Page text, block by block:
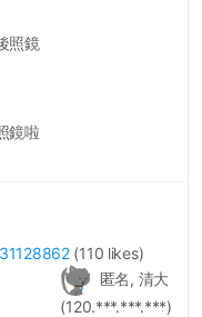
照鏡
鏡啦
(110 likes)
匿名, 清大
(120.***.***.***)